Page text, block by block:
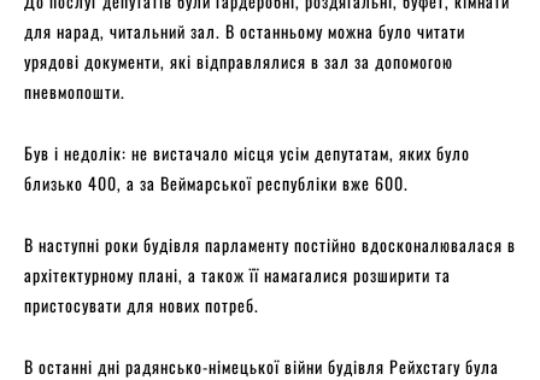
для нарад, читальний зал. В останньому можна було читати
урядові документи, які відправлялися в зал за допомогою
пневмопошти.
Був і недолік: не вистачало місця усім депутатам, яких було
близько 400, а за Веймарської республіки вже 600.
В наступні роки будівля парламенту постійно вдосконалювалася в
архітектурному плані, а також її намагалися розширити та
пристосувати для нових потреб.
В останні дні радянсько-німецької війни будівля Рейхстагу була